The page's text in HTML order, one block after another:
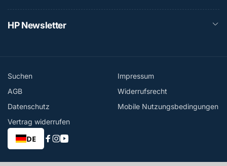
HP Newsletter
Suchen
Impressum
AGB
Widerrufsrecht
Datenschutz
Mobile Nutzungsbedingungen
Vertrag widerrufen
DE
Facebook
Instagram
YouTube